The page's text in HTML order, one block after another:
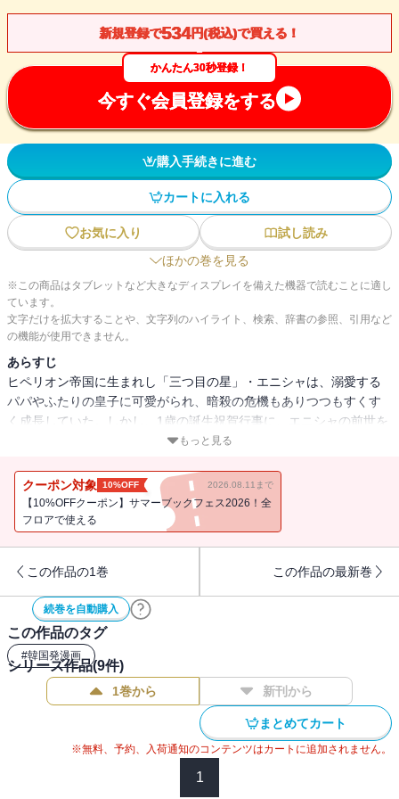
新規登録で534円(税込)で買える！
かんたん30秒登録！
今すぐ会員登録をする
購入手続きに進む
カートに入れる
お気に入り
試し読み
ほかの巻を見る
※この商品はタブレットなど大きなディスプレイを備えた機器で読むことに適し
ています。
文字だけを拡大することや、文字列のハイライト、検索、辞書の参照、引用など
の機能が使用できません。
あらすじ
ヒペリオン帝国に生まれし「三つ目の星」・エニシャは、溺愛する
パパやふたりの皇子に可愛がられ、暗殺の危機もありつつもすくす
く成長していた。しかし、1歳の誕生祝賀行事に、エニシャの前世を
知るアルカスの魔法使い・ノクシタが突然現れて――！？溺愛され
もっと見る
クーポン対象 10%OFF 2026.08.11まで
【10%OFFクーポン】サマーブックフェス2026！全
フロアで使える
この作品の1巻 この作品の最新巻
続巻を自動購入
この作品のタグ
#韓国発漫画
シリーズ作品(9件)
1巻から 新刊から
まとめてカート
※無料、予約、入荷通知のコンテンツはカートに追加されません。
1